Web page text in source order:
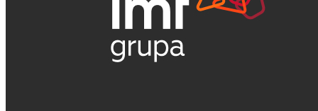
Maksas un tarifi Latvijā
Maksas un tarifi ārzemēs
LMT Kartes iespējas